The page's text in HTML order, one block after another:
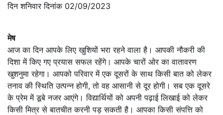
दिन शनिवार दिनांक 02/09/2023
मेष
आज का दिन आपके लिए खुशियों भरा रहने वाला है। आपकी नौकरी की
दिशा में किए गए प्रयास सफल रहेंगे। आपके चारों ओर का वातावरण
खुशनुमा रहेगा। आपको परिवार में एक दूसरों के साथ किसी बात को लेकर
तनाव की स्थिति उत्पन्न होगी, तो वह आसानी से दूर होगी। सब एक दूसरे
के प्रेम में डूबे नजर आएंगे। विद्यार्थियों को अपनी पढ़ाई लिखाई को लेकर
किसी मित्र से बातचीत करनी पड़ सकती है। आपका किसी संपत्ति को